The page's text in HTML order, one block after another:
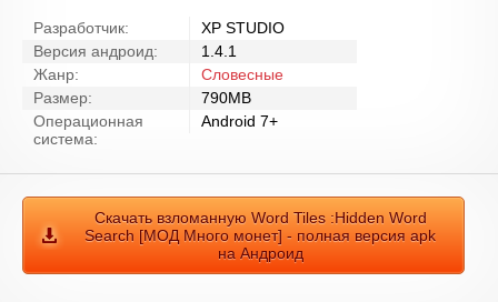
Разработчик:
XP STUDIO
Версия андроид:
1.4.1
Жанр:
Словесные
Размер:
790MB
Операционная
система:
Android 7+
Скачать взломанную Word Tiles :Hidden Word
Search [МОД Много монет] - полная версия apk
на Андроид